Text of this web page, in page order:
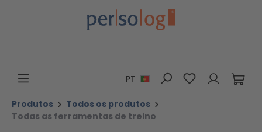
Ir para o conteúdo principal
PT Tem 0 itens
Produtos
Todos os produtos
Todas as ferramentas de treino